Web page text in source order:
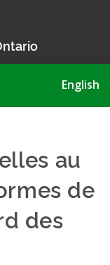
English
au
de
des